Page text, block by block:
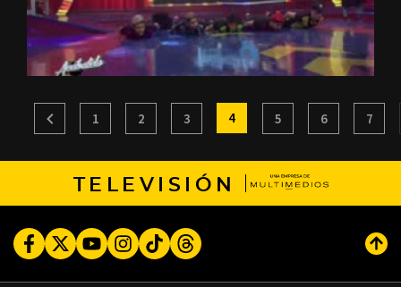
1 2 3 4 5 6 7
TELEVISIÓN
FacebookTwitterYoutubeInstagram
TikTokThreads